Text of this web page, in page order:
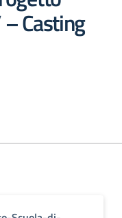
– Casting